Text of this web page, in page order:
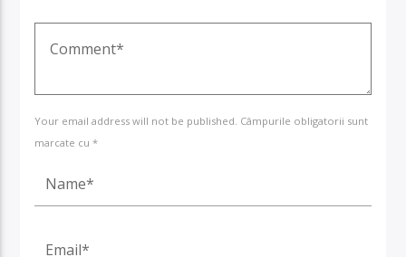
Your email address will not be published. Câmpurile obligatorii sunt
marcate cu *